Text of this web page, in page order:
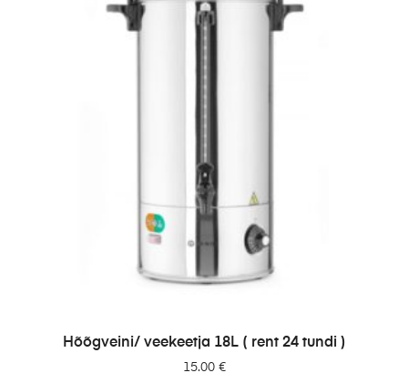
LISA PÄRINGUSSE
Hõõgveini/ veekeetja 18L ( rent 24 tundi )
15.00 €